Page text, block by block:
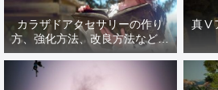
カラザドアクセサリーの作り
方、強化方法、改良方法などま
とめ【黒い砂漠冒険日誌１４１
真Ⅴ